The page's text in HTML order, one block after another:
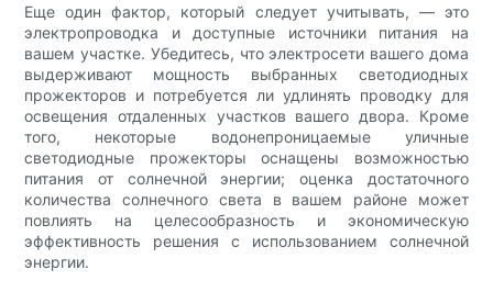
Еще один фактор, который следует учитывать, — это
электропроводка и доступные источники питания на
вашем участке. Убедитесь, что электросети вашего дома
выдерживают мощность выбранных светодиодных
прожекторов и потребуется ли удлинять проводку для
освещения отдаленных участков вашего двора. Кроме
того, некоторые водонепроницаемые уличные
светодиодные прожекторы оснащены возможностью
питания от солнечной энергии; оценка достаточного
количества солнечного света в вашем районе может
повлиять на целесообразность и экономическую
эффективность решения с использованием солнечной
энергии.